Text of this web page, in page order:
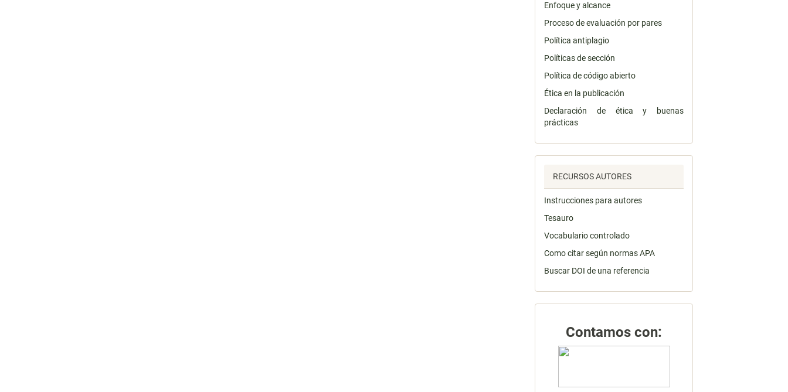
Enfoque y alcance
Proceso de evaluación por pares
Política antiplagio
Políticas de sección
Política de código abierto
Ética en la publicación
Declaración de ética y buenas
prácticas
RECURSOS AUTORES
Instrucciones para autores
Tesauro
Vocabulario controlado
Como citar según normas APA
Buscar DOI de una referencia
Contamos con: